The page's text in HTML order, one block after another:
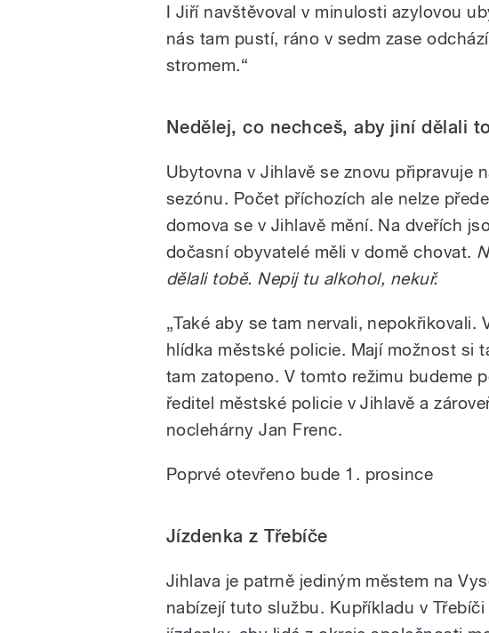
I Jiří navštěvoval v minulosti azylovou
nás tam pustí, ráno v sedm zase
stromem.“
Nedělej, co nechceš, aby jiní dělali
Ubytovna v Jihlavě se znovu připravuje
sezónu. Počet příchozích ale nelze
domova se v Jihlavě mění. Na dveřích
dočasní obyvatelé měli v domě chovat.
dělali tobě. Nepij tu alkohol, nekuř.
„Také aby se tam nervali,
hlídka městské policie. Mají možnost si
tam zatopeno. V tomto režimu budeme
ředitel městské policie v Jihlavě a
noclehárny Jan Frenc.
Poprvé otevřeno bude 1. prosince
Jízdenka z Třebíče
Jihlava je patrně jediným městem na
nabízejí tuto službu. Kupříkladu v